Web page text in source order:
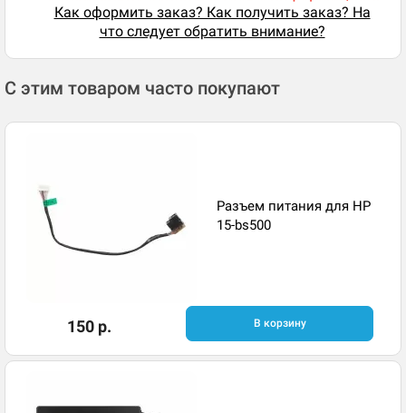
Как оформить заказ? Как получить заказ? На
что следует обратить внимание?
С этим товаром часто покупают
Разъем питания для HP
15-bs500
150 р. В корзину